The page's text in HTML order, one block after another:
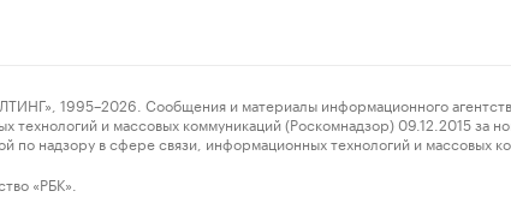
1995–2026. Сообщения и материалы информационного агентства
технологий и массовых коммуникаций (Роскомнадзор) 09.12.2015
по надзору в сфере связи, информационных технологий и
«РБК».